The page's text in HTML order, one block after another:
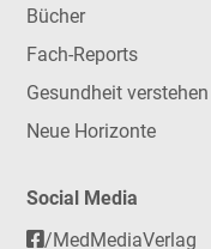
Bücher
Fach-Reports
Gesundheit verstehen
Neue Horizonte
Social Media
/MedMediaVerlag